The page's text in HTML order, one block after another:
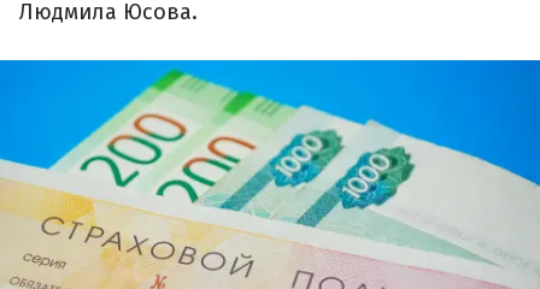
Людмила Юсова.